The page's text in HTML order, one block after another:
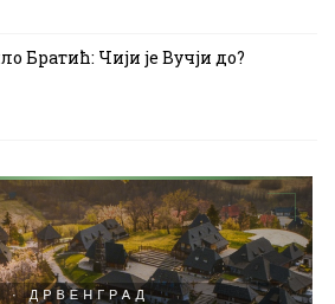
Братић: Чији је Вучји до?